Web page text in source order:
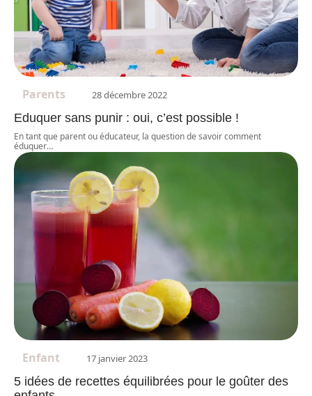
Parents 28 décembre 2022
Eduquer sans punir : oui, c’est possible !
En tant que parent ou éducateur, la question de savoir comment
éduquer…
Enfant 17 janvier 2023
5 idées de recettes équilibrées pour le goûter des